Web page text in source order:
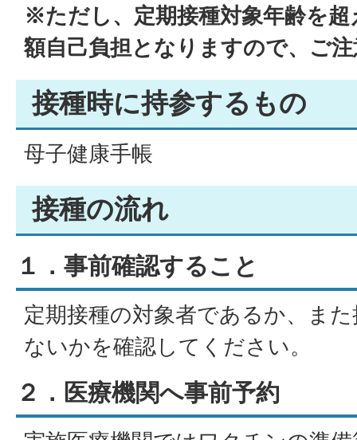
※ただし、定期接種対象年齢を
額自己負担となりますので、ご
接種時に持参するもの
母子健康手帳
接種の流れ
１．事前確認すること
定期接種の対象者であるか、ま
ないかを確認してください。
２．医療機関へ事前予約